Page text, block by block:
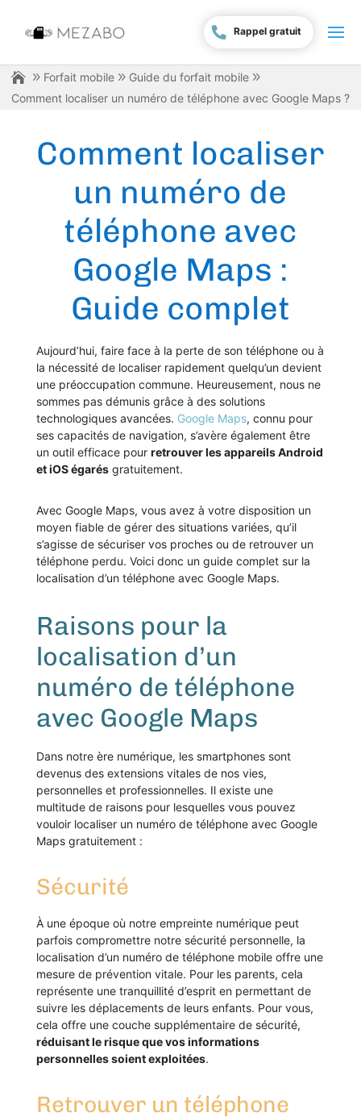
Rappel gratuit
Forfait mobile
Guide du forfait mobile
Comment localiser un numéro de téléphone avec Google Maps ?
Comment localiser
un numéro de
téléphone avec
Google Maps :
Guide complet
Aujourd’hui, faire face à la perte de son téléphone ou à
la nécessité de localiser rapidement quelqu’un devient
une préoccupation commune. Heureusement, nous ne
sommes pas démunis grâce à des solutions
technologiques avancées. Google Maps, connu pour
ses capacités de navigation, s’avère également être
un outil efficace pour retrouver les appareils Android
et iOS égarésgratuitement.
Avec Google Maps, vous avez à votre disposition un
moyen fiable de gérer des situations variées, qu’il
s’agisse de sécuriser vos proches ou de retrouver un
téléphone perdu. Voici donc un guide complet sur la
localisation d’un téléphone avec Google Maps.
Raisons pour la
localisation d’un
numéro de téléphone
avec Google Maps
Dans notre ère numérique, les smartphones sont
devenus des extensions vitales de nos vies,
personnelles et professionnelles. Il existe une
multitude de raisons pour lesquelles vous pouvez
vouloir localiser un numéro de téléphone avec Google
Maps gratuitement :
Sécurité
À une époque où notre empreinte numérique peut
parfois compromettre notre sécurité personnelle, la
localisation d’un numéro de téléphone mobile offre une
mesure de prévention vitale. Pour les parents, cela
représente une tranquillité d’esprit en permettant de
suivre les déplacements de leurs enfants. Pour vous,
cela offre une couche supplémentaire de sécurité,
réduisant le risque que vos informations
personnelles soient exploitées.
Retrouver un téléphone